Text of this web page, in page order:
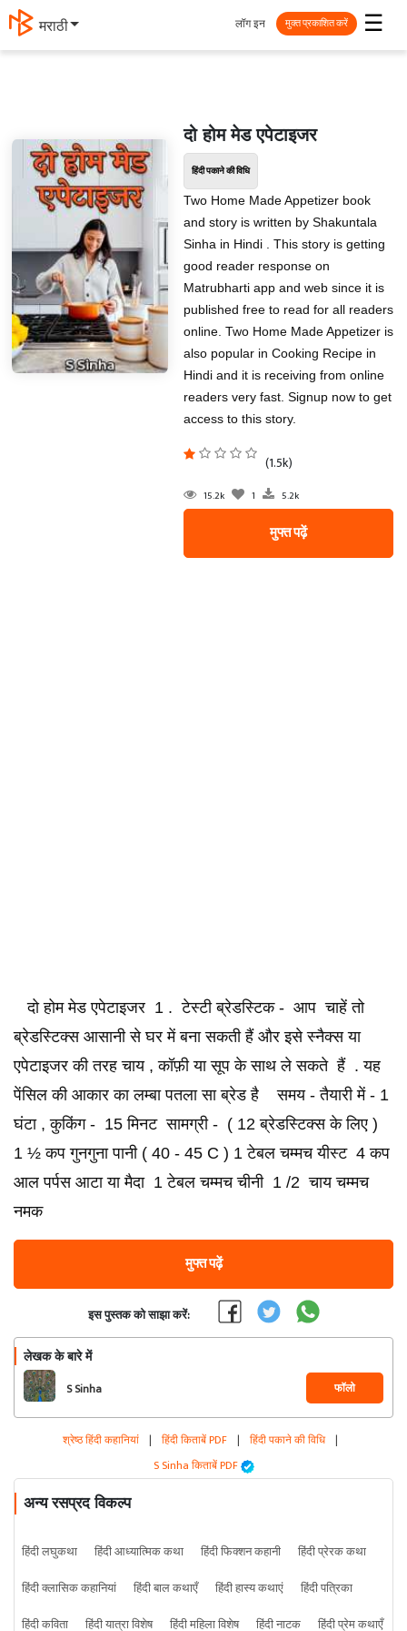
मराठी ☰
लॉग इन मुक्त प्रकाशित करें
दो होम मेड एपेटाइजर
हिंदी पकाने की विधि
Two Home Made Appetizer book
and story is written by Shakuntala
Sinha in Hindi . This story is getting
good reader response on
Matrubharti app and web since it is
published free to read for all readers
online. Two Home Made Appetizer is
also popular in Cooking Recipe in
Hindi and it is receiving from online
readers very fast. Signup now to get
access to this story.
(1.5k)
15.2k 1 5.2k
मुफ्त पढ़ें
दो होम मेड एपेटाइजर 1 . टेस्टी ब्रेडस्टिक - आप चाहें तो
ब्रेडस्टिक्स आसानी से घर में बना सकती हैं और इसे स्नैक्स या
एपेटाइजर की तरह चाय , कॉफ़ी या सूप के साथ ले सकते हैं . यह
पेंसिल की आकार का लम्बा पतला सा ब्रेड है समय - तैयारी में - 1
घंटा , कुकिंग - 15 मिनट सामग्री - ( 12 ब्रेडस्टिक्स के लिए )
1 ½ कप गुनगुना पानी ( 40 - 45 C ) 1 टेबल चम्मच यीस्ट 4 कप
आल पर्पस आटा या मैदा 1 टेबल चम्मच चीनी 1 /2 चाय चम्मच
नमक
मुफ्त पढ़ें
इस पुस्तक को साझा करें:
लेखक के बारे में
S Sinha फॉलो
श्रेष्ठ हिंदी कहानियां | हिंदी किताबें PDF | हिंदी पकाने की विधि |
S Sinha किताबें PDF
अन्य रसप्रद विकल्प
हिंदी लघुकथा हिंदी आध्यात्मिक कथा हिंदी फिक्शन कहानी
हिंदी प्रेरक कथा
हिंदी क्लासिक कहानियां
हिंदी बाल कथाएँ हिंदी हास्य कथाएं
हिंदी पत्रिका
हिंदी कविता
हिंदी यात्रा विशेष हिंदी महिला विशेष हिंदी नाटक हिंदी प्रेम कथाएँ